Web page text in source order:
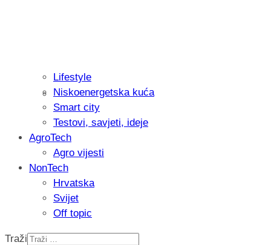
Recenzija: Philips All-in-One Trimmer
muškarcu
Lifestyle
Niskoenergetska kuća
Smart city
Testovi, savjeti, ideje
AgroTech
Agro vijesti
NonTech
Hrvatska
Svijet
Off topic
Traži